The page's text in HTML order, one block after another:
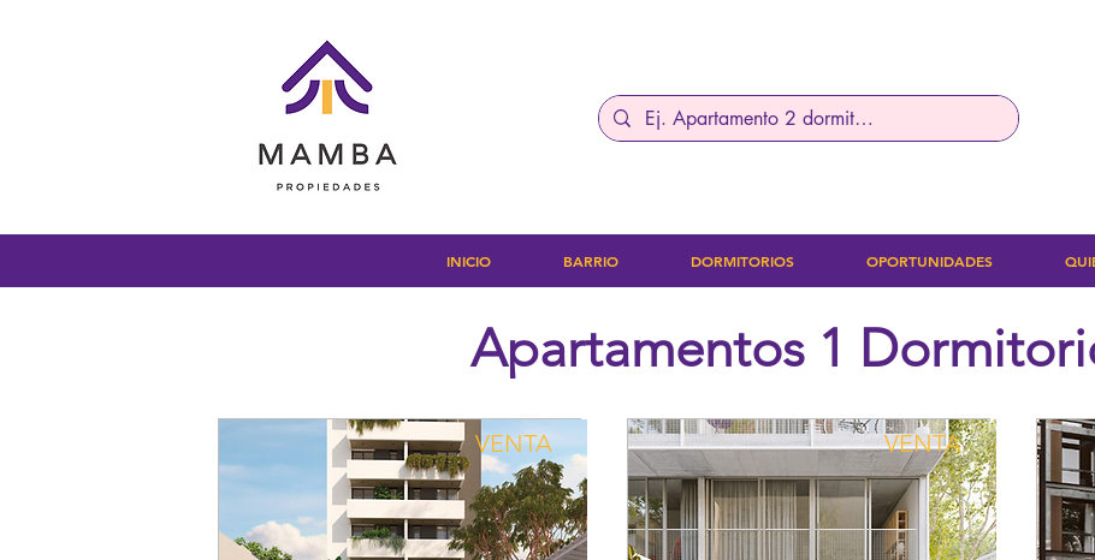
Apartamentos 1
VENTA VENTA
INICIO BARRIO DORMITORIOS OPORTUNIDADES